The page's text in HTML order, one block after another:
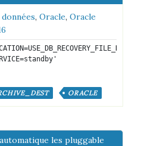
, Oracle, Oracle
ORACLE
les pluggable